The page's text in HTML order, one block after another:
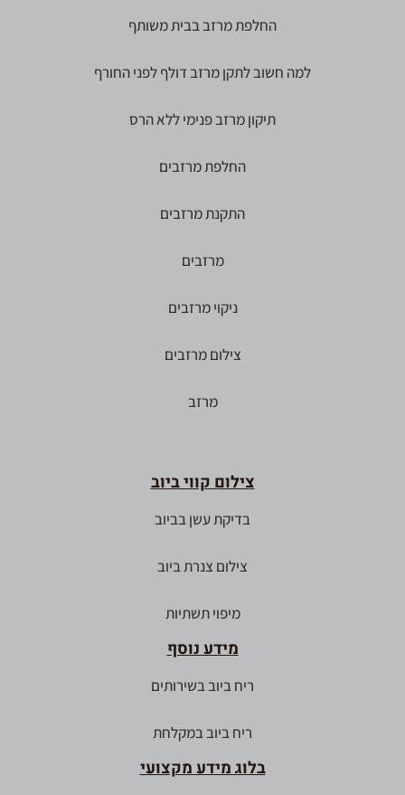
החלפת מרזב בבית משותף
למה חשוב לתקן מרזב דולף לפני החורף
תיקון מרזב פנימי ללא הרס
החלפת מרזבים
התקנת מרזבים
מרזבים
ניקוי מרזבים
צילום מרזבים
מרזב
צילום קווי ביוב
בדיקת עשן בביוב
צילום צנרת ביוב
מיפוי תשתיות
מידע נוסף
ריח ביוב בשירותים
ריח ביוב במקלחת
בלוג מידע מקצועי